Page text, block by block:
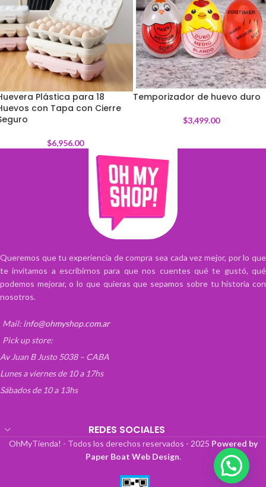
Plástica para 18
con Tapa con Cierre
$6,956.00
Temporizador de huevo duro
$3,499.00
Queremos que tu experiencia de compra sea cada vez mejor, por lo que
te invitamos a escribirnos para que nos cuentes qué te gustó, qué
podemos mejorar, o lo que quieras que sepamos sobre tu historia con
nosotros.
Mail: info@ohmyshop.com.ar
Pick up store:
Av Juan B Justo 5038 – CABA
Lunes a viernes de 10 a 17hs
Sábados de 10 a 13hs
REDES SOCIALES
OhMyTienda! - Todos los derechos reservados - 2025 Powered by
Paper Boat Web Design.